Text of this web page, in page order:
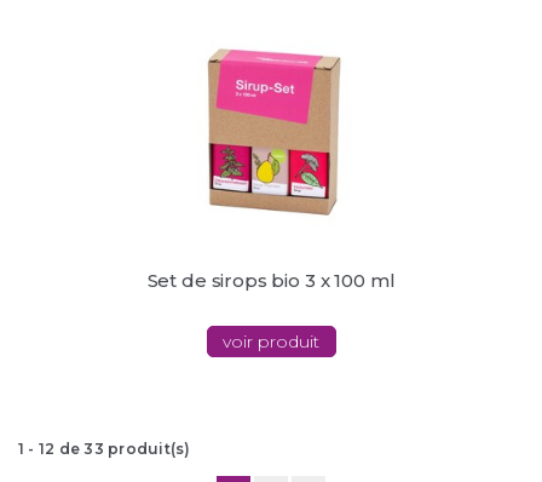
Set de sirops bio 3 x 100 ml
voir produit
1 - 12 de 33 produit(s)